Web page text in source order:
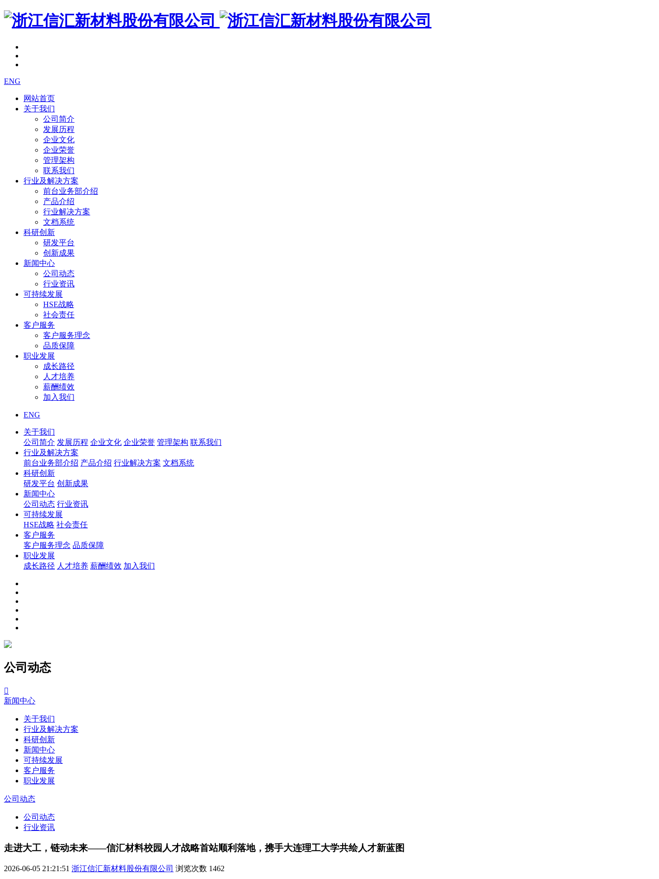
ENG
网站首页
关于我们
公司简介
发展历程
企业文化
企业荣誉
管理架构
联系我们
行业及解决方案
前台业务部介绍
产品介绍
行业解决方案
文档系统
科研创新
研发平台
创新成果
新闻中心
公司动态
行业资讯
可持续发展
HSE战略
社会责任
客户服务
客户服务理念
品质保障
职业发展
成长路径
人才培养
薪酬绩效
加入我们
ENG
关于我们
公司简介 发展历程 企业文化 企业荣誉 管理架构 联系我们
行业及解决方案
前台业务部介绍 产品介绍 行业解决方案 文档系统
科研创新
研发平台 创新成果
新闻中心
公司动态 行业资讯
可持续发展
HSE战略 社会责任
客户服务
客户服务理念 品质保障
职业发展
成长路径 人才培养 薪酬绩效 加入我们
公司动态

新闻中心
关于我们
行业及解决方案
科研创新
新闻中心
可持续发展
客户服务
职业发展
公司动态
公司动态
行业资讯
走进大工，链动未来——信汇材料校园人才战略首站顺利落地，携手大连理工大学共绘人才新蓝图
2026-06-05 21:21:51 浙江信汇新材料股份有限公司 浏览次数 1462